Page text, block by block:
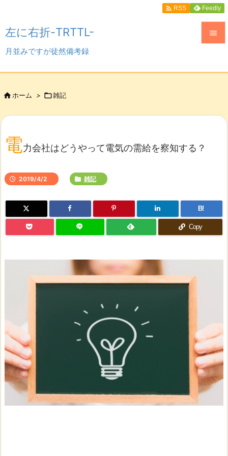
左に右折-TRTTL-
月並みですが徒然備考録

 RSS Feedly
ホーム > 雑記
電力会社はどうやって電気の需給を察知する？
2019/4/2 雑記
B!
Copy